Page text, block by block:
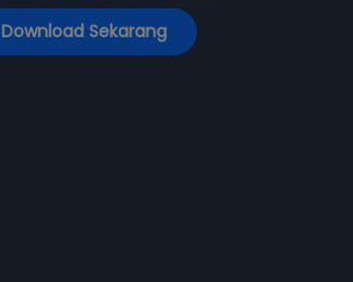
Download Sekarang